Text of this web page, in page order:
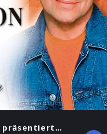
präsentiert…